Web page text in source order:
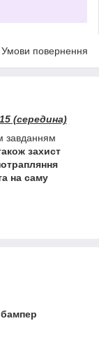
Умови повернення
(середина)
завданням
захист
на саму